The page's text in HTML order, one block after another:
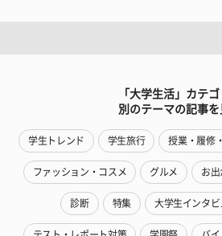
「大学生活」カテ
別のテーマの記事を
学生トレンド 学生旅行 授業・履修
ファッション・コスメ グルメ お出
診断 特集 大学生インタビ